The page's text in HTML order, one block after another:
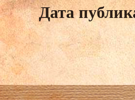
Дата